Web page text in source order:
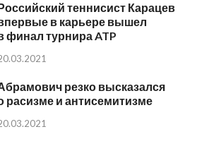
теннисист Карацев
в карьере вышел
финал турнира ATP
резко высказался
расизме и антисемитизме